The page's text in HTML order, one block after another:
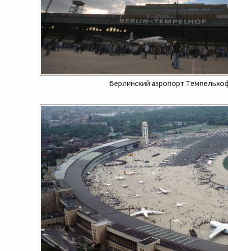
Берлинский аэропорт